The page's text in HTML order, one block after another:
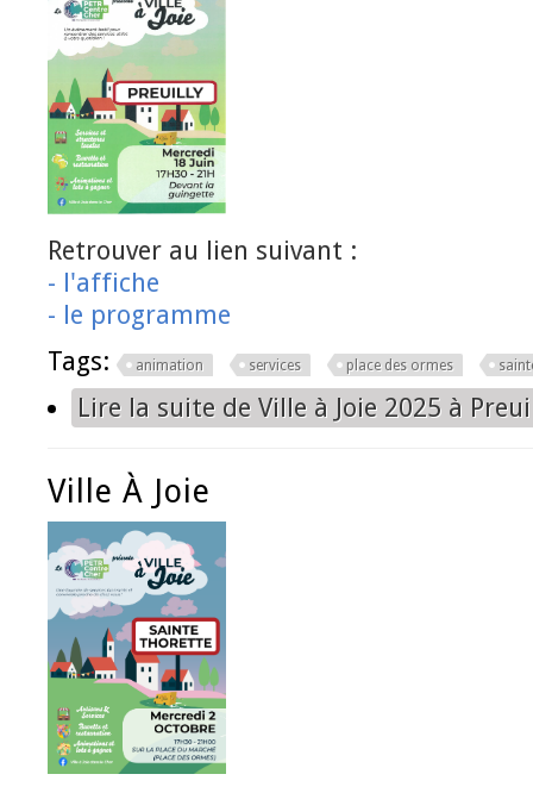
Retrouver au lien suivant :
- l'affiche
- le programme
Tags:
animation services place des ormes
Lire la suite de Ville à Joie 2025 à
Ville À Joie